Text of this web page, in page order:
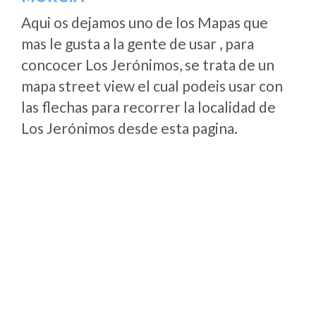
Aqui os dejamos uno de los Mapas que
mas le gusta a la gente de usar , para
concocer Los Jerónimos, se trata de un
mapa street view el cual podeis usar con
las flechas para recorrer la localidad de
Los Jerónimos desde esta pagina.